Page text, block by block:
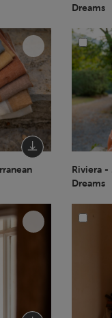
Dreams
Riviera -
Dreams